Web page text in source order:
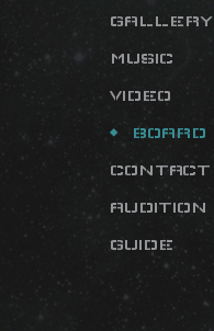
GALLERY
MUSIC
VIDEO
BOARD
CONTACT
AUDITION
GUIDE